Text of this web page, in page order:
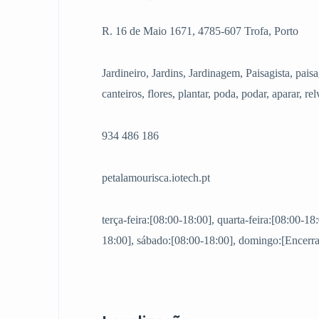
R. 16 de Maio 1671, 4785-607 Trofa, Porto
Jardineiro, Jardins, Jardinagem, Paisagista,
canteiros, flores, plantar, poda, podar, aparar,
934 486 186
petalamourisca.iotech.pt
terça-feira:[08:00-18:00], quarta-feira:[08:00-
18:00], sábado:[08:00-18:00],